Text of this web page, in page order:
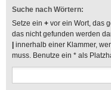
Suche nach Wörtern:
Setze ein + vor ein Wort, das
das nicht gefunden werden
innerhalb einer Klammer,
muss. Benutze ein * als